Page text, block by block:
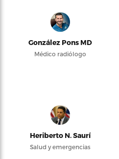
González Pons MD
Médico radiólogo
Heriberto N. Saurí
Salud y emergencias